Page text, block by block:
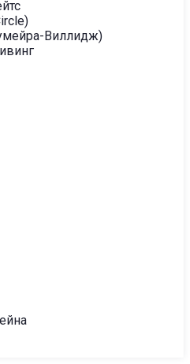
Виллидж)